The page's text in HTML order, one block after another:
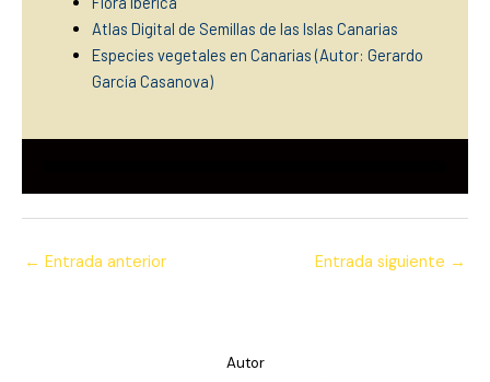
Atlas Digital de Semillas de las Islas Canarias
Especies vegetales en Canarias (Autor: Gerardo
García Casanova)
← Entrada anterior Entrada siguiente →
Autor